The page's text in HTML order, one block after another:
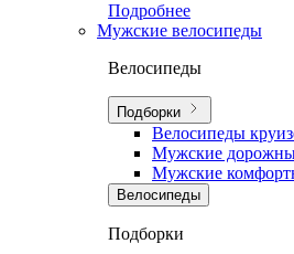
Подробнее
Мужские велосипеды
Велосипеды
Подборки
Велосипеды
Мужские
Мужские
Велосипеды
Подборки